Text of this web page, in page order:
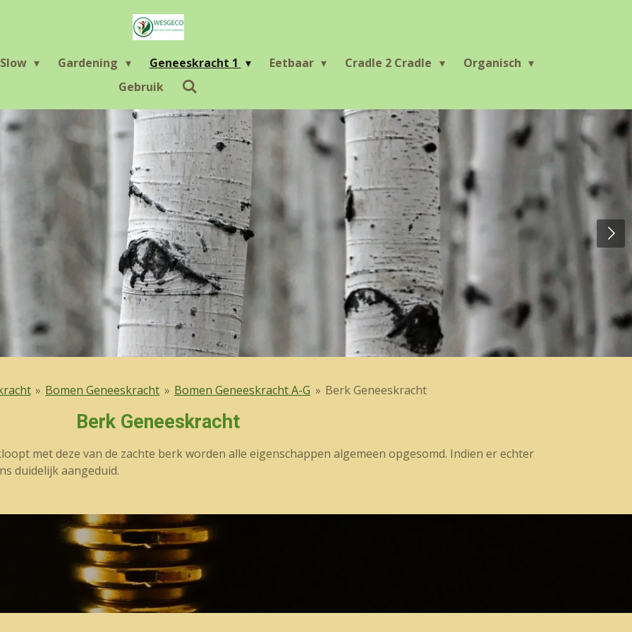
Slow Gardening Geneeskracht 1 Eetbaar Cradle 2 Cradle
Organisch
Gebruik
» Bomen Geneeskracht » Bomen Geneeskracht A-G » Berk Geneeskracht
Berk Geneeskracht
met deze van de zachte berk worden alle eigenschappen algemeen opgesomd. Indien er echter
duidelijk aangeduid.